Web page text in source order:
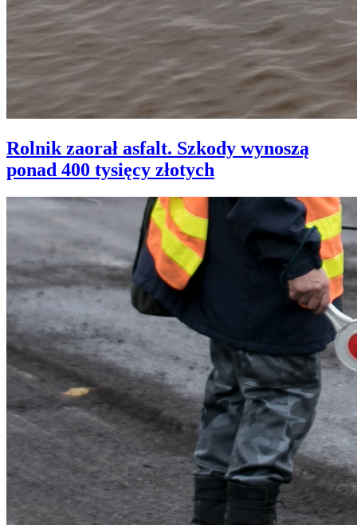
Rolnik zaorał asfalt. Szkody wynoszą
ponad 400 tysięcy złotych